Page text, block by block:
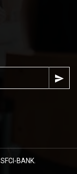
BANK.